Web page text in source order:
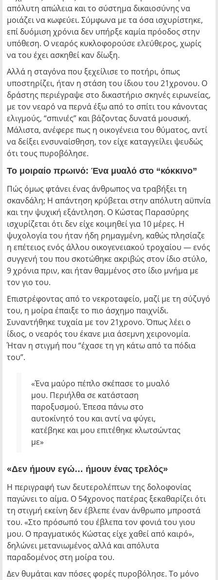
απόλυτη απώλεια και το σύστημα δικαιοσύνης να
μοιάζει να κωφεύει. Σύμφωνα με τα όσα ισχυρίστηκε,
επί δυόμιση χρόνια δεν υπήρξε καμία πρόοδος στην
υπόθεση. Ο νεαρός κυκλοφορούσε ελεύθερος, χωρίς
να του έχει ασκηθεί καν δίωξη.
Αλλά η σταγόνα που ξεχείλισε το ποτήρι, όπως
υποστηρίζει, ήταν η στάση του ίδιου του 21χρονου. Ο
δράστης περιέγραψε στο δικαστήριο σκηνές ειρωνείας,
με τον νεαρό να περνά έξω από το σπίτι του κάνοντας
ελιγμούς, “σπινιές” και βάζοντας δυνατά μουσική.
Μάλιστα, ανέφερε πως η οικογένεια του θύματος, αντί
να δείξει ενσυναίσθηση, τον είχε καταγγείλει ψευδώς
ότι τους πυροβόλησε.
Το μοιραίο πρωινό: Ένα μυαλό στο “κόκκινο”
Πώς όμως φτάνει ένας άνθρωπος να τραβήξει τη
σκανδάλη; Η απάντηση κρύβεται στην απόλυτη αϋπνία
και την ψυχική εξάντληση. Ο Κώστας Παρασύρης
ισχυρίζεται ότι δεν είχε κοιμηθεί για 10 μέρες. Η
ψυχολογία του ήταν ήδη ρημαγμένη, καθώς πλησίαζε
η επέτειος ενός άλλου οικογενειακού τροχαίου — ενός
συγγενή του που σκοτώθηκε ακριβώς στον ίδιο στύλο,
9 χρόνια πριν, και ήταν θαμμένος στο ίδιο μνήμα με
τον γιο του.
Επιστρέφοντας από το νεκροταφείο, μαζί με τη σύζυγό
του, η μοίρα έπαιξε το πιο άσχημο παιχνίδι.
Συναντήθηκε τυχαία με τον 21χρονο. Όπως λέει ο
ίδιος, ο νεαρός του έκανε μια άσεμνη χειρονομία.
Ήταν η στιγμή που “έχασε τη γη κάτω από τα πόδια
του”.
«Ένα μαύρο πέπλο σκέπασε το μυαλό
μου. Περιήλθα σε κατάσταση
παροξυσμού. Έπεσα πάνω στο
αυτοκίνητό του και αντί να φύγει,
κατέβηκε και μου επιτέθηκε κλωτσώντας
με»
«Δεν ήμουν εγώ… ήμουν ένας τρελός»
Η περιγραφή των δευτερολέπτων της δολοφονίας
παγώνει το αίμα. Ο 54χρονος πατέρας ξεκαθαρίζει ότι
τη στιγμή εκείνη δεν έβλεπε έναν άνθρωπο μπροστά
του. «Στο πρόσωπό του έβλεπα τον φονιά του γιου
μου. Ο πραγματικός Κώστας είχε χαθεί από καιρό»,
δηλώνει μετανιωμένος αλλά και απόλυτα
παραδομένος στη μοίρα του.
Δεν θυμάται καν πόσες φορές πυροβόλησε. Το μόνο